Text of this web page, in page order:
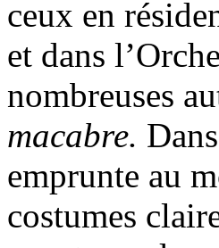
ceux en
et dans
nombreuses
macabre.
emprunte au
costumes